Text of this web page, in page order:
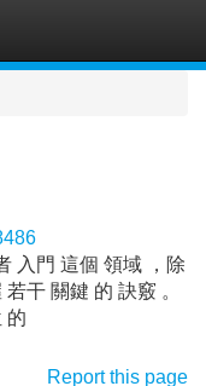
入門 這個 領域 ，除
干 關鍵 的 訣竅 。
的
Report this page